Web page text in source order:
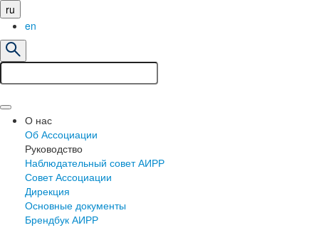
ru
en
О нас
Об Ассоциации
Руководство
Наблюдательный совет АИРР
Совет Ассоциации
Дирекция
Основные документы
Брендбук АИРР